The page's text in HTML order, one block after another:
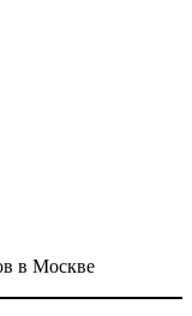
в Москве